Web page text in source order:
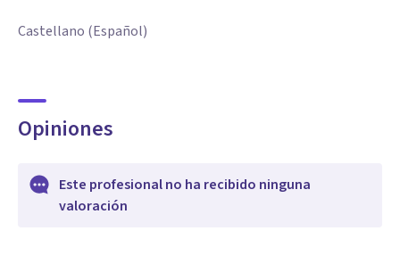
Castellano (Español)
Opiniones
Este profesional no ha recibido ninguna
valoración